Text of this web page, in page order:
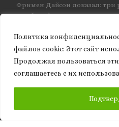
Политика
файлов сookie: Этот сайт
Продолжая пользоваться
соглашаетесь с их
Фримен Дайсон доказал: три
и той же физике — и
© 2026Granite of science